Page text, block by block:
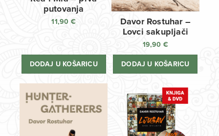
putovanja
11,90 €
DODAJ U KOŠARICU
Davor Rostuhar –
Lovci sakupljači
19,90 €
DODAJ U KOŠARICU